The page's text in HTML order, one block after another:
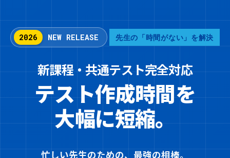
2026 NEW RELEASE 先生の「時間がない」を解決
新課程・共通テスト完全対応
テスト作成時間を
大幅に短縮。
忙しい先生のための、最強の相棒。